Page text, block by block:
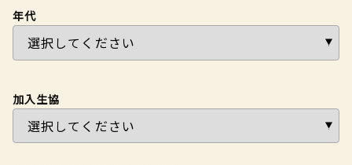
年代
加入生協